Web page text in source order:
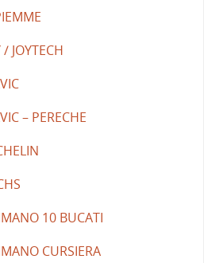
JOYTECH
– PERECHE
10 BUCATI
CURSIERA